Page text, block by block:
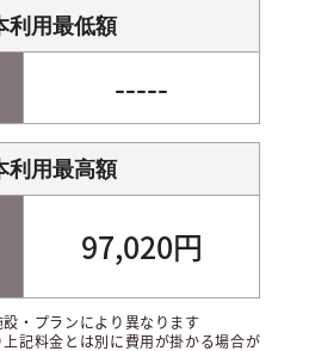
利用最低額
-----
利用最高額
97,020円
・プランにより異なります
記料金とは別に費用が掛かる場合が